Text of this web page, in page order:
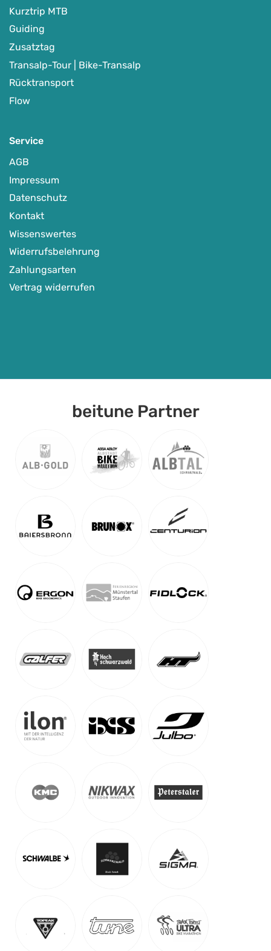
Kurztrip MTB
Guiding
Zusatztag
Transalp-Tour | Bike-Transalp
Rücktransport
Flow
Service
AGB
Impressum
Datenschutz
Kontakt
Wissenswertes
Widerrufsbelehrung
Zahlungsarten
Vertrag widerrufen
beitune Partner